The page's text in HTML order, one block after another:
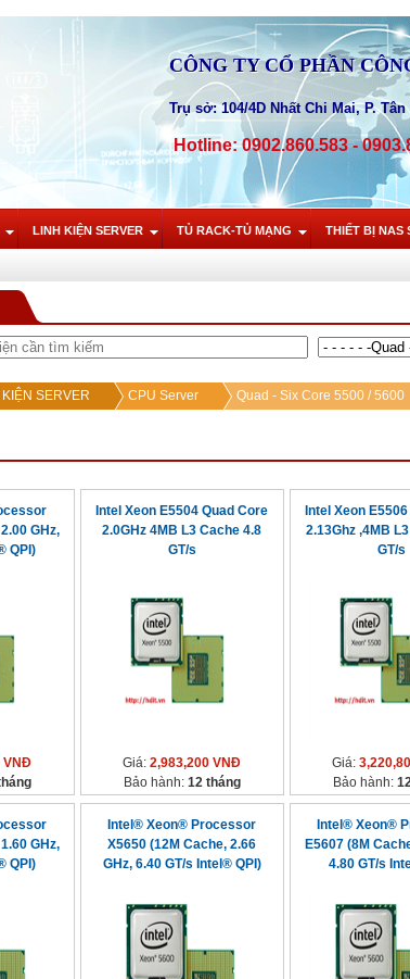
CÔNG TY CỔ PHẦN
Trụ sở: 104/4D Nhất Chi Mai, P.
Hotline: 0902.860.583 -
LINH KIỆN SERVER TỦ RACK-TỦ MẠNG THIẾT BỊ NAS
KIỆN SERVER CPU Server Quad - Six Core 5500 / 5600
GHz,
QPI)
VNĐ
Intel Xeon E5504 Quad Core
2.0GHz 4MB L3 Cache 4.8
GT/s
Giá: 2,983,200 VNĐ
Bảo hành: 12 tháng
Intel Xeon
2.13Ghz ,4MB
GT/s
Giá:
Bảo hành:
GHz,
QPI)
Intel® Xeon® Processor
X5650 (12M Cache, 2.66
GHz, 6.40 GT/s Intel® QPI)
Intel® Xeon®
E5607 (8M
4.80 GT/s